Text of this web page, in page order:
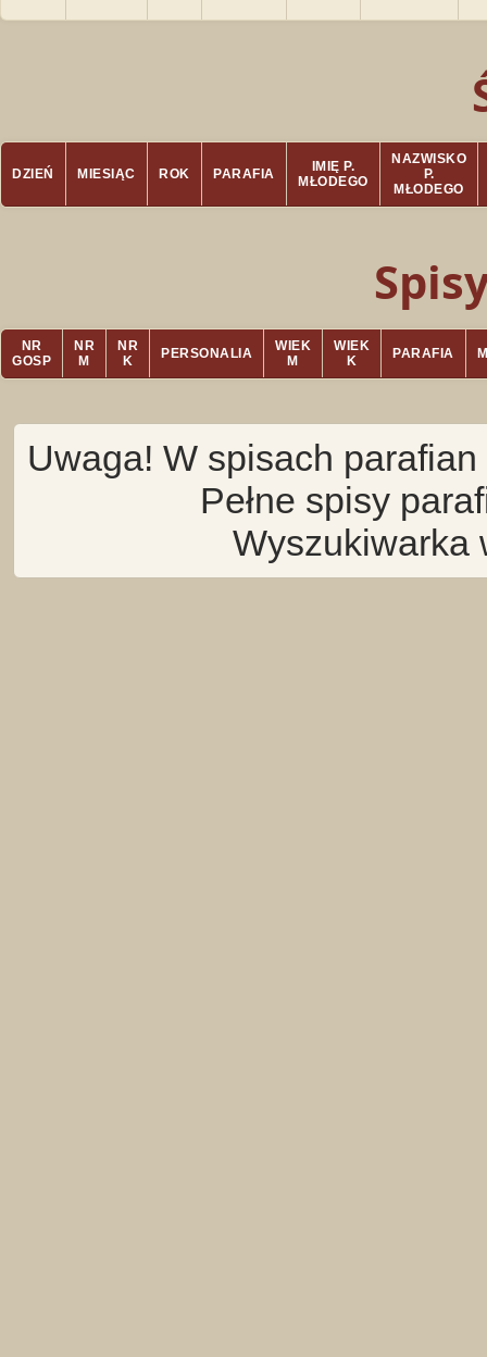
DZIEŃ MIESIĄC ROK PARAFIA
IMIĘ P.
MŁODEGO
NAZWISKO
P.
MŁODEGO
NR
GOSP
NR
M
NR
K
PERSONALIA
WIEK
M
WIEK
K
PARAFIA
Uwaga! W spisach
Pełne spisy
Wyszukiwarka